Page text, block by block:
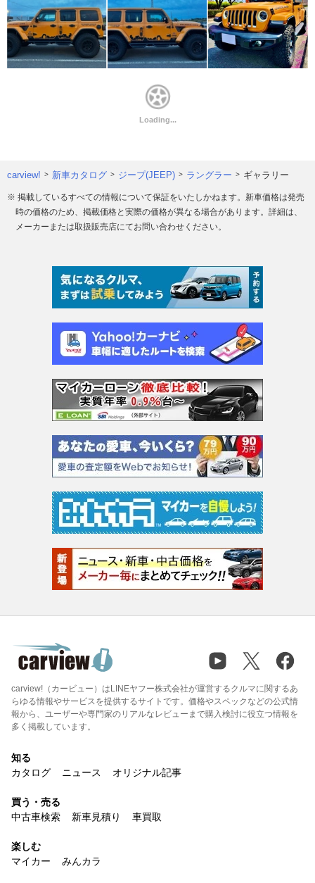
carview! 新車カタログ ジープ(JEEP) ラングラー ギャラリー
※ 掲載しているすべての情報について保証をいたしかねます。新車価格は発売
時の価格のため、掲載価格と実際の価格が異なる場合があります。詳細は、
メーカーまたは取扱販売店にてお問い合わせください。
carview!（カービュー）はLINEヤフー株式会社が運営するクルマに関するあ
らゆる情報やサービスを提供するサイトです。価格やスペックなどの公式情
報から、ユーザーや専門家のリアルなレビューまで購入検討に役立つ情報を
多く掲載しています。
知る
カタログ
ニュース オリジナル記事
買う・売る
中古車検索
新車見積り 車買取
楽しむ
マイカー
みんカラ